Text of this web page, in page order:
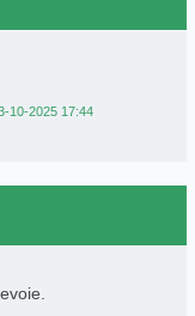
10-2025 17:44